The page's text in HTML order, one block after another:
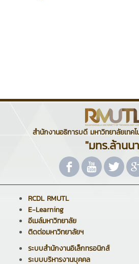
สำนักงานอธิการบดี มหาวิทยาลัยเทคโ
"มทร.ล้านน
RCDL RMUTL
E-Learning
อีเมล์มหาวิทยาลัย
ติดต่อมหาวิทยาลัยฯ
ระบบสำนักงานอิเล็กทรอนิกส์
ระบบบริหารงานบุคคล